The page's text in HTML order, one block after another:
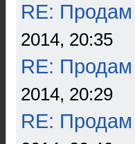
RE:
2014, 20:35
RE:
2014, 20:29
RE: